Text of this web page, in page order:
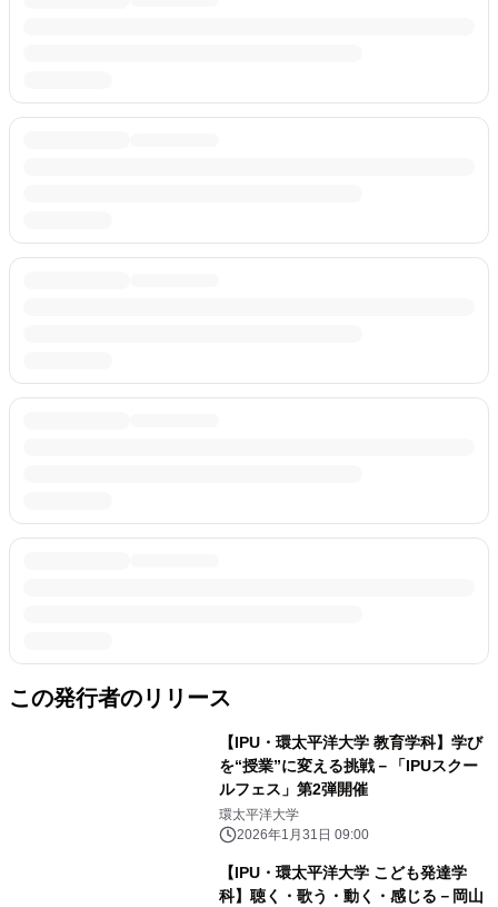
この発行者のリリース
【IPU・環太平洋大学 教育学科】学び
を“授業”に変える挑戦－「IPUスクー
ルフェス」第2弾開催
環太平洋大学
2026年1月31日 09:00
【IPU・環太平洋大学 こども発達学
科】聴く・歌う・動く・感じる－岡山